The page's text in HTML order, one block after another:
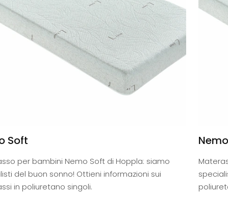
Soft
per bambini Nemo Soft di Hoppla: siamo
del buon sonno! Ottieni informazioni sui
in poliuretano singoli.
Nemo